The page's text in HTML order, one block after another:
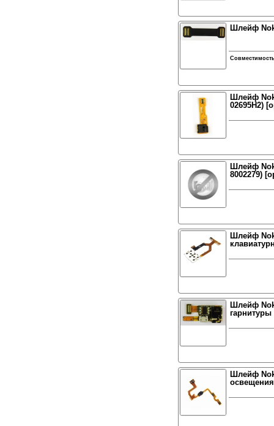
Шлейф
Шлейф
02695H2)
Шлейф
8002279)
Шлейф
Шлейф
Шлейф
освещения